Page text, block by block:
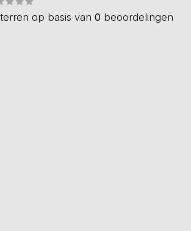
op basis van 0 beoordelingen